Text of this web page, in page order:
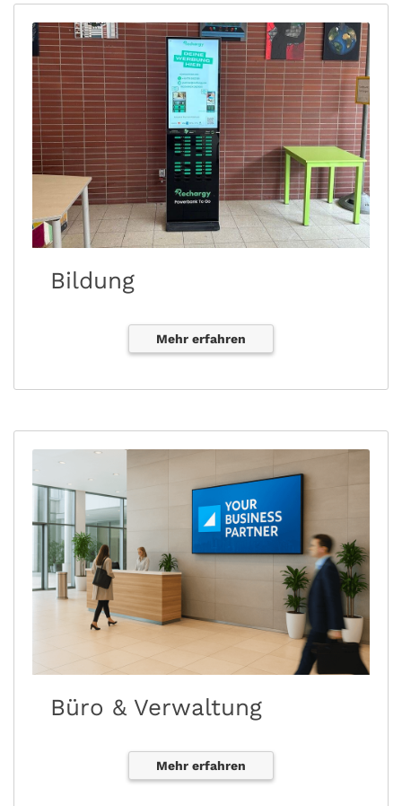
Bildung
Mehr erfahren
Büro & Verwaltung
Mehr erfahren